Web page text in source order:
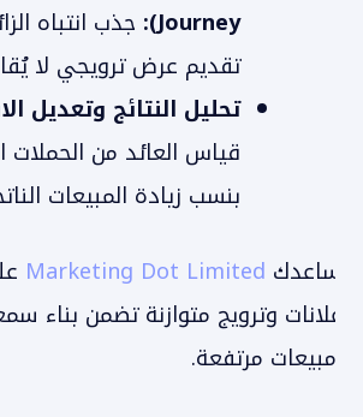
Journey): جذب انتباه
تقديم عرض ترويجي لا
تحليل النتائج وتعديل
قياس العائد من الحملات
بنسب زيادة المبيعات
تساعدك Marketing Dot Limited
إعلانات وترويج متوازنة تضمن بناء
ومبيعات مرتفعة.